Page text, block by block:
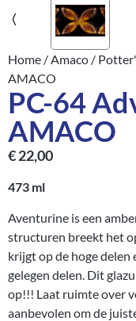
Home /Amaco /
AMACO
PC-64
AMACO
€22,00
473 ml
Aventurine is een
structuren breekt het
krijgt op de hoge delen
gelegen delen. Dit
op!!! Laat ruimte over
aanbevolen om de